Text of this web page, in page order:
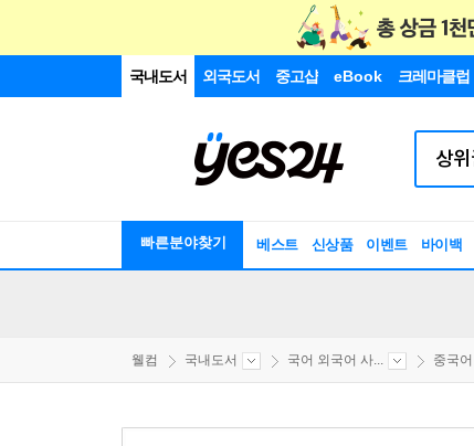
국내도서 외국도서 중고샵 eBook 크레마클럽
빠른분야찾기 베스트 신상품 이벤트 바이백
웰컴 국내도서 국어 외국어 사... 중국어